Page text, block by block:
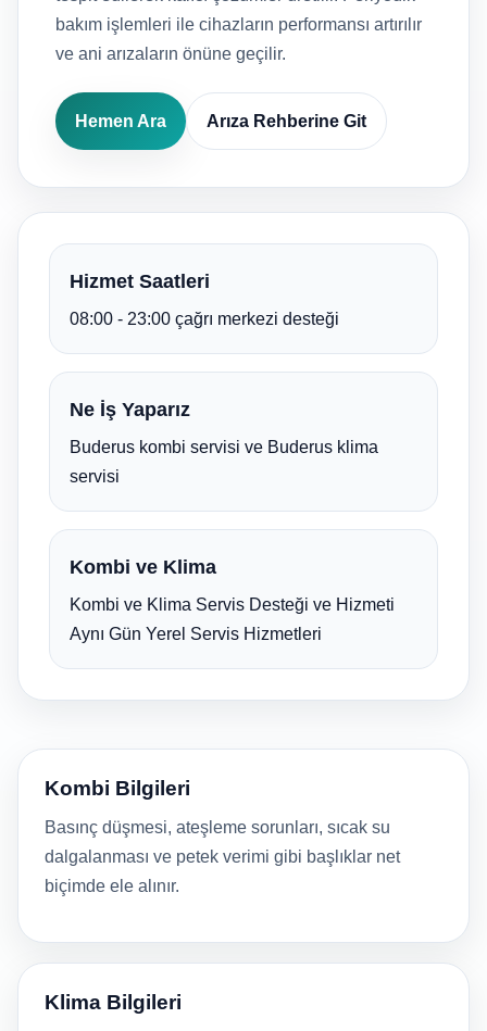
bakım işlemleri ile cihazların performansı artırılır
ve ani arızaların önüne geçilir.
Hemen Ara Arıza Rehberine Git
Hizmet Saatleri
08:00 - 23:00 çağrı merkezi desteği
Ne İş Yaparız
Buderus kombi servisi ve Buderus klima
servisi
Kombi ve Klima
Kombi ve Klima Servis Desteği ve Hizmeti
Aynı Gün Yerel Servis Hizmetleri
Kombi Bilgileri
Basınç düşmesi, ateşleme sorunları, sıcak su
dalgalanması ve petek verimi gibi başlıklar net
biçimde ele alınır.
Klima Bilgileri